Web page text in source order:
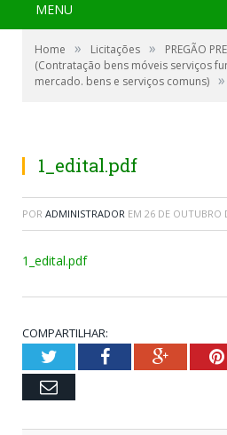
MENU
Home » Licitações »
PREGÃO
(Contratação bens móveis serviços
mercado. bens e serviços comuns) »
1_edital.pdf
POR ADMINISTRADOR EM 26 DE OUTUBRO
1_edital.pdf
COMPARTILHAR:
TwitterFacebookGoogle+
Email